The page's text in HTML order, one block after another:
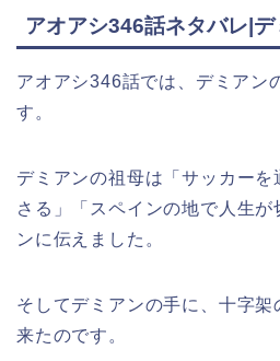
アオアシ346話ネタバレ|デ
アオアシ346話では、デミアン
す。
デミアンの祖母は「サッカーを
さる」「スペインの地で人生
ンに伝えました。
そしてデミアンの手に、十字架
来たのです。